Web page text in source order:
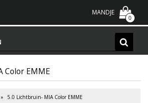
MANDJE
0
Color EMME
5.0 Lichtbruin- MIA Color EMME